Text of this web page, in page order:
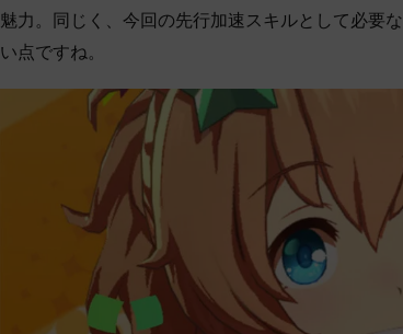
魅力。同じく、今回の先行加速スキルとして必要な
い点ですね。